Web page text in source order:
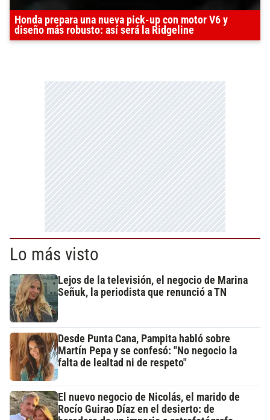
Honda prepara una nueva pick-up con motor V6 y
diseño más robusto: así será la Ridgeline
Lo más visto
Lejos de la televisión, el negocio de Marina
Señuk, la periodista que renunció a TN
Desde Punta Cana, Pampita habló sobre
Martín Pepa y se confesó: "No negocio la
falta de lealtad ni de respeto"
El nuevo negocio de Nicolás, el marido de
Rocío Guirao Díaz en el desierto: de